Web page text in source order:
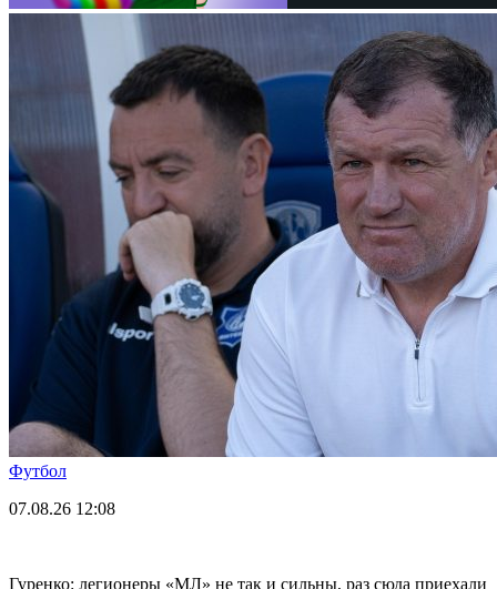
Футбол
07.08.26 12:08
Гуренко: легионеры «МЛ» не так и сильны, раз сюда приехали